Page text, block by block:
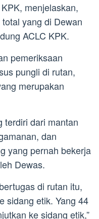
menjelaskan,
yang di Dewan
ACLC KPK.
pemeriksaan
pungli di rutan,
merupakan
terdiri dari mantan
dan
yang pernah bekerja
Dewas.
di rutan itu,
sidang etik. Yang 44
ke sidang etik,”